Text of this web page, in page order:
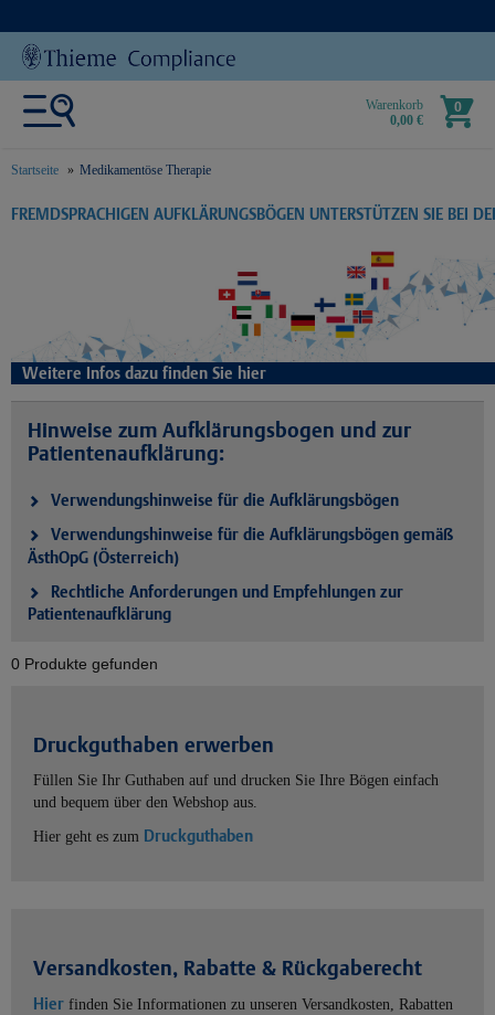
Warenkorb
0,00 €
0
Startseite Medikamentöse Therapie
text.skipToContent
text.skipToNavigation
FREMDSPRACHIGEN AUFKLÄRUNGSBÖGEN UNTERSTÜTZEN SIE BEI
Weitere Infos dazu finden Sie hier
Hinweise zum Aufklärungsbogen und zur
Patientenaufklärung:
Verwendungshinweise für die Aufklärungsbögen
Verwendungshinweise für die Aufklärungsbögen gemäß
ÄsthOpG (Österreich)
Rechtliche Anforderungen und Empfehlungen zur
Patientenaufklärung
0 Produkte gefunden
Druckguthaben erwerben
Füllen Sie Ihr Guthaben auf und drucken Sie Ihre Bögen einfach
und bequem über den Webshop aus.
Hier geht es zum Druckguthaben
Versandkosten, Rabatte & Rückgaberecht
Hier finden Sie Informationen zu unseren Versandkosten, Rabatten